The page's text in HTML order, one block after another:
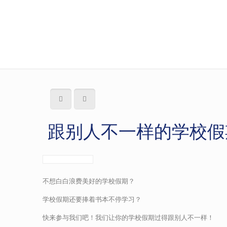
跟别人不一样的学校
不想白白浪费美好的学校假期？
学校假期还要捧着书本不停学习？
快来参与我们吧！我们让你的学校假期过得跟别人不一样！